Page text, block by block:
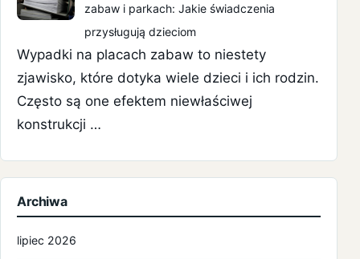
zabaw i parkach: Jakie świadczenia
przysługują dzieciom
Wypadki na placach zabaw to niestety
zjawisko, które dotyka wiele dzieci i ich rodzin.
Często są one efektem niewłaściwej
konstrukcji …
Archiwa
lipiec 2026